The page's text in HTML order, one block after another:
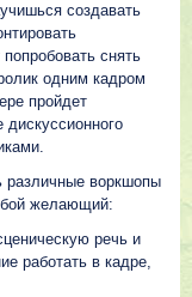
создавать
снять
одним кадром
пройдет
различные воркшопы
желающий:
речь и
работать в кадре,